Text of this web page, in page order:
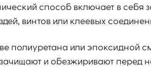
способ включает в себя
винтов или клеевых
полиуретана или эпоксидной
и обезжиривают перед